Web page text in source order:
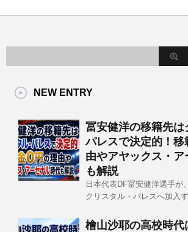
NEW ENTRY
冨安健洋の移籍先は
パレスで決定的！移
由やアヤックス・
も解説
日本代表DF冨安健洋選手が
クリスタル・パレスへ加入す
檜山沙耶の高校時代